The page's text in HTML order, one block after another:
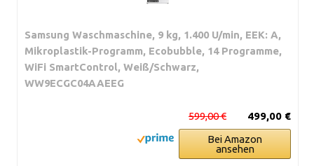
Samsung Waschmaschine, 9 kg, 1.400 U/min, EEK: A,
Mikroplastik-Programm, Ecobubble, 14 Programme,
WiFi SmartControl, Weiß/Schwarz,
WW9ECGC04AAEEG
499,00 €
599,00 €
Bei Amazon
ansehen